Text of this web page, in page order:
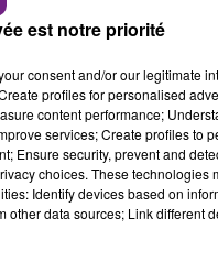
DE REIMS FERME
du centre-ville
est contraint de
est notre priorité
consent and/or our legitimate
profiles for personalised
content performance;
services; Create profiles to
Ensure security, prevent and
choices. These technologies
Identify devices based on
data sources; Link different